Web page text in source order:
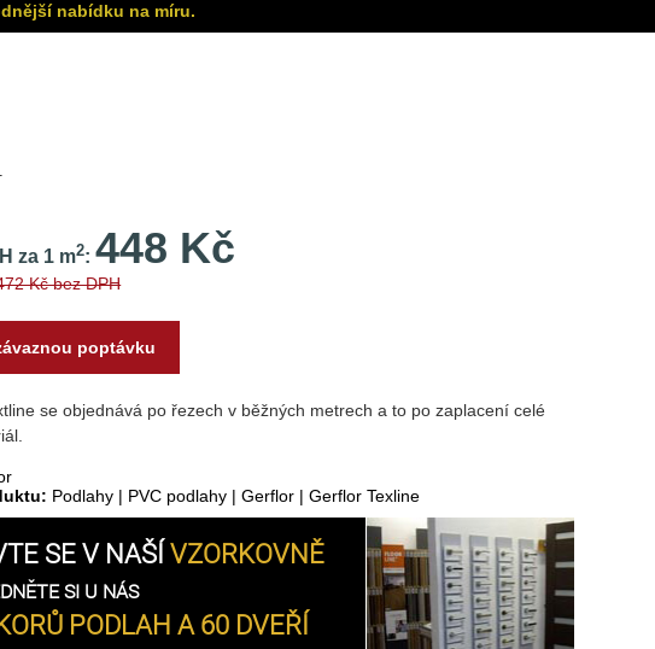
nabídku na míru.
za 1 m2:448 Kč
Kč bez DPH
poptávku
se objednává po řezech v běžných metrech a to po zaplacení celé
Podlahy | PVC podlahy |Gerflor |Gerflor Texline
SE V NAŠÍVZORKOVNĚ
SI U NÁS
PODLAH A 60 DVEŘÍ